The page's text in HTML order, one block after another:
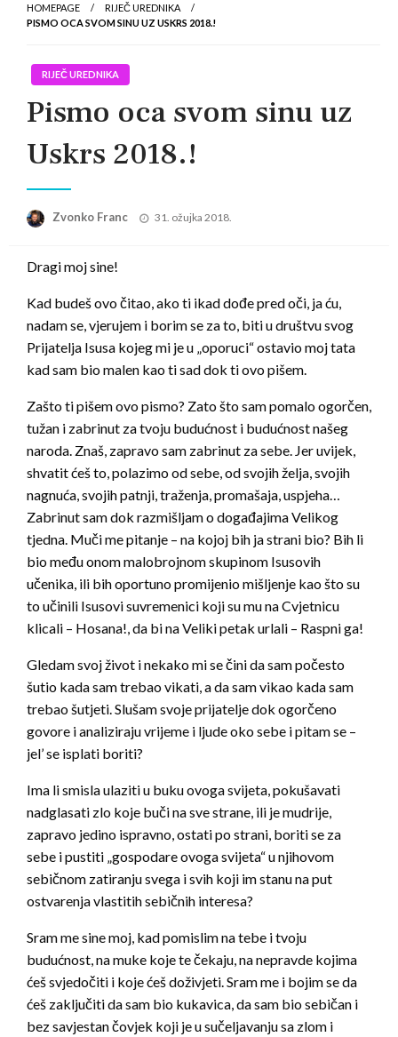
HOMEPAGE
RIJEČ UREDNIKA
PISMO OCA SVOM SINU UZ USKRS 2018.!
RIJEČ UREDNIKA
Pismo oca svom sinu uz
Uskrs 2018.!
Zvonko Franc
Posted
31. ožujka 2018.
Dragi moj sine!
Kad budeš ovo čitao, ako ti ikad dođe pred oči, ja ću,
nadam se, vjerujem i borim se za to, biti u društvu svog
Prijatelja Isusa kojeg mi je u „oporuci“ ostavio moj tata
kad sam bio malen kao ti sad dok ti ovo pišem.
Zašto ti pišem ovo pismo? Zato što sam pomalo ogorčen,
tužan i zabrinut za tvoju budućnost i budućnost našeg
naroda. Znaš, zapravo sam zabrinut za sebe. Jer uvijek,
shvatit ćeš to, polazimo od sebe, od svojih želja, svojih
nagnuća, svojih patnji, traženja, promašaja, uspjeha…
Zabrinut sam dok razmišljam o događajima Velikog
tjedna. Muči me pitanje – na kojoj bih ja strani bio? Bih li
bio među onom malobrojnom skupinom Isusovih
učenika, ili bih oportuno promijenio mišljenje kao što su
to učinili Isusovi suvremenici koji su mu na Cvjetnicu
klicali – Hosana!, da bi na Veliki petak urlali – Raspni ga!
Gledam svoj život i nekako mi se čini da sam počesto
šutio kada sam trebao vikati, a da sam vikao kada sam
trebao šutjeti. Slušam svoje prijatelje dok ogorčeno
govore i analiziraju vrijeme i ljude oko sebe i pitam se –
jel’ se isplati boriti?
Ima li smisla ulaziti u buku ovoga svijeta, pokušavati
nadglasati zlo koje buči na sve strane, ili je mudrije,
zapravo jedino ispravno, ostati po strani, boriti se za
sebe i pustiti „gospodare ovoga svijeta“ u njihovom
sebičnom zatiranju svega i svih koji im stanu na put
ostvarenja vlastitih sebičnih interesa?
Sram me sine moj, kad pomislim na tebe i tvoju
budućnost, na muke koje te čekaju, na nepravde kojima
ćeš svjedočiti i koje ćeš doživjeti. Sram me i bojim se da
ćeš zaključiti da sam bio kukavica, da sam bio sebičan i
bez savjestan čovjek koji je u sučeljavanju sa zlom i